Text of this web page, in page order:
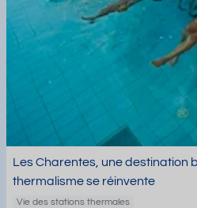
Les Charentes, une destination
thermalisme se réinvente
Vie des stations thermales